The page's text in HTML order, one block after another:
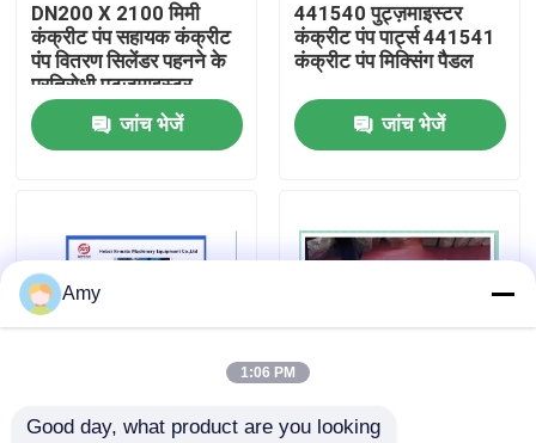
फैक्टरी यात्रा
गुणवत्ता नियंत्रण
एक बोली का अनुरोध
श्वाइंग कंक्रीट पंप के भाग
DN200 X 2100 मिमी
कंक्रीट पंप सहायक कंक्रीट
पंप वितरण सिलेंडर पहनने के
प्रतिरोधी पुट्ज़माइस्टर
जांच भेजें
441540 पुट्ज़माइस्टर
कंक्रीट पंप पार्ट्स 441541
कंक्रीट पंप मिक्सिंग पैडल
जांच भेजें
HAVE संतुलन वाल्व 441540 पुट्ज़माइस्टर
Amy
1:06 PM
Good day, what product are you looking